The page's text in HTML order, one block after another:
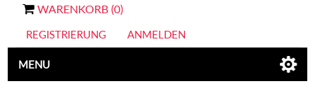
WARENKORB (0)
REGISTRIERUNG ANMELDEN
MENU